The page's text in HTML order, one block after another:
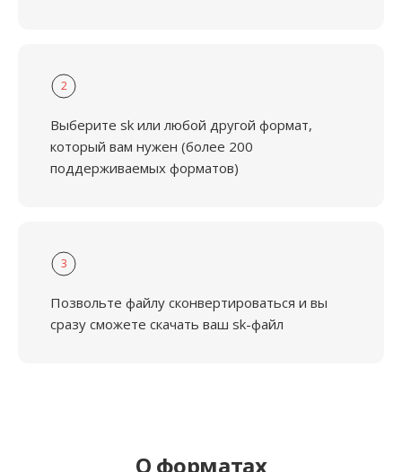
2
Выберите sk или любой другой формат,
который вам нужен (более 200
поддерживаемых форматов)
3
Позвольте файлу сконвертироваться и вы
сразу сможете скачать ваш sk-файл
О форматах